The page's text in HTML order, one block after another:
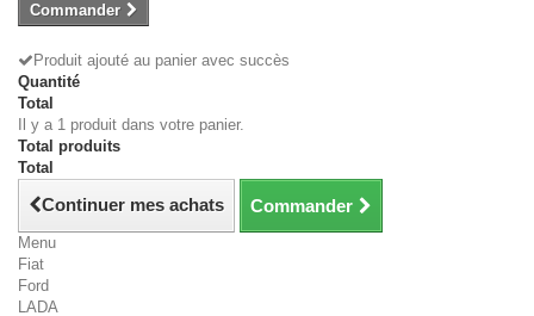
Commander
Produit ajouté au panier avec succès
Quantité
Total
Il y a 1 produit dans votre panier.
Total produits
Total
Continuer mes achats Commander
Menu
Fiat
Ford
LADA